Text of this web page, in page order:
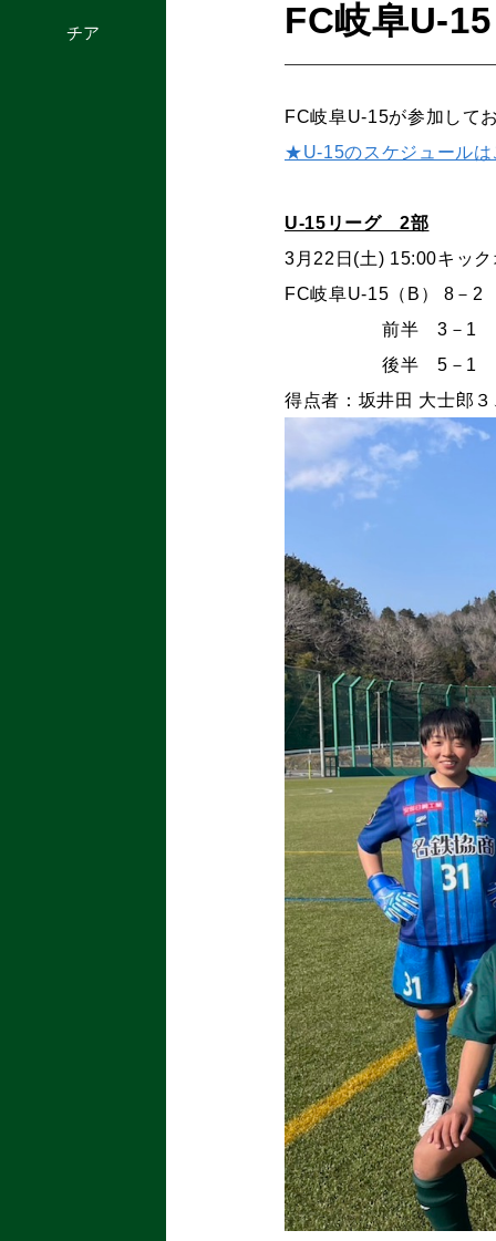
チア FC岐阜U-
FC岐阜U-15が参加して
★U-15のスケジュールは
U-15リーグ 2部
3月22日(土) 15:00キッ
FC岐阜U-15（B） 8－
前半 3－1
後半 5－1
得点者：坂井田 大士郎